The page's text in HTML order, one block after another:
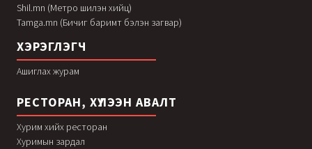
Shil.mn (Метро шилэн хийц)
Tamga.mn (Бичиг баримт бэлэн загвар)
ХЭРЭГЛЭГЧ
Ашиглах журам
РЕСТОРАН, ХҮЛЭЭН АВАЛТ
Хурим хийх ресторан
Хуримын зардал